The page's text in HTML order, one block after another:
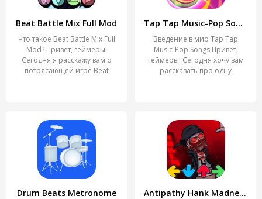
Beat Battle Mix Full Mod
Что такое Beat Battle Mix Full
Mod? Привет, геймеры!
Сегодня я расскажу вам о
потрясающей игре Beat
Tap Tap Music-Pop Songs
Введение в мир Tap Tap
Music-Pop Songs Привет,
геймеры! Сегодня хочу вам
рассказать про одну
Drum Beats Metronome Antipathy Hank Madness Battle